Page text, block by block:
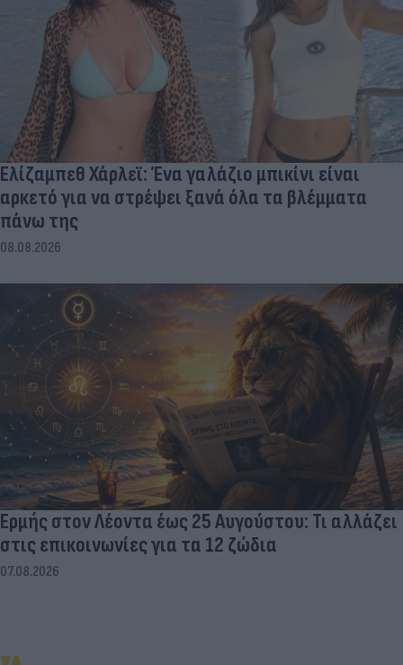
Ελίζαμπεθ Χάρλεϊ: Ένα γαλάζιο μπικίνι είναι
αρκετό για να στρέψει ξανά όλα τα βλέμματα
πάνω της
08.08.2026
Ερμής στον Λέοντα έως 25 Αυγούστου: Τι αλλάζει
στις επικοινωνίες για τα 12 ζώδια
07.08.2026